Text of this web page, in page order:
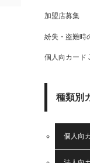
加盟店募集
紛失・盗難時
個人向カード
種類別
個人向